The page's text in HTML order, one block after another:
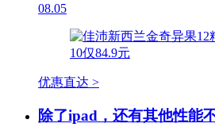
08.05
优惠直达 >
除了ipad，还有其他性能